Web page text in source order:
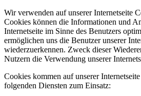
Wir verwenden auf unserer Internetseite
Cookies können die Informationen und
Internetseite im Sinne des Benutzers
ermöglichen uns die Benutzer unserer
wiederzuerkennen. Zweck dieser
Nutzern die Verwendung unserer
Cookies kommen auf unserer
folgenden Diensten zum Einsatz: